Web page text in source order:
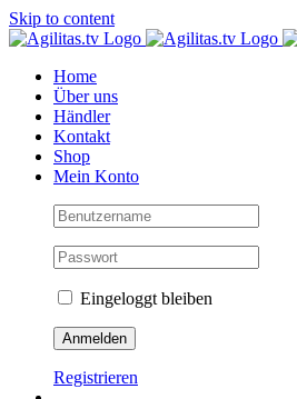
Skip to content
Home
Über uns
Händler
Kontakt
Shop
Mein Konto
Eingeloggt bleiben
Registrieren